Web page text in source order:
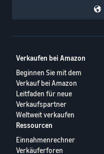
Verkaufen bei Amazon
Beginnen Sie mit dem
Verkauf bei Amazon
Leitfaden für neue
Verkaufspartner
Weltweit verkaufen
Ressourcen
Einnahmenrechner
Verkäuferforen